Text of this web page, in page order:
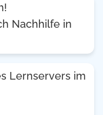
Nachhilfe in
Lernservers im